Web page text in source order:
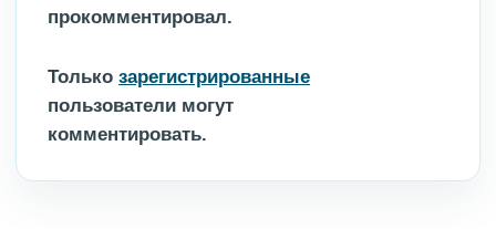
прокомментировал.
Только зарегистрированные
пользователи могут
комментировать.